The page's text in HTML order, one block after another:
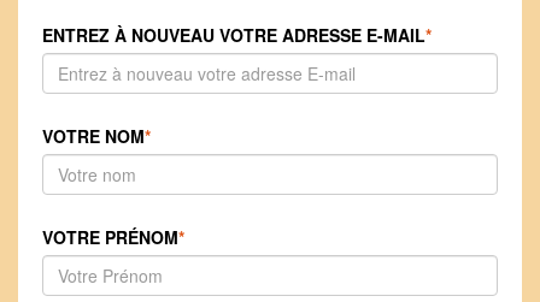
ENTREZ À NOUVEAU VOTRE ADRESSE E-MAIL*
VOTRE NOM*
VOTRE PRÉNOM*